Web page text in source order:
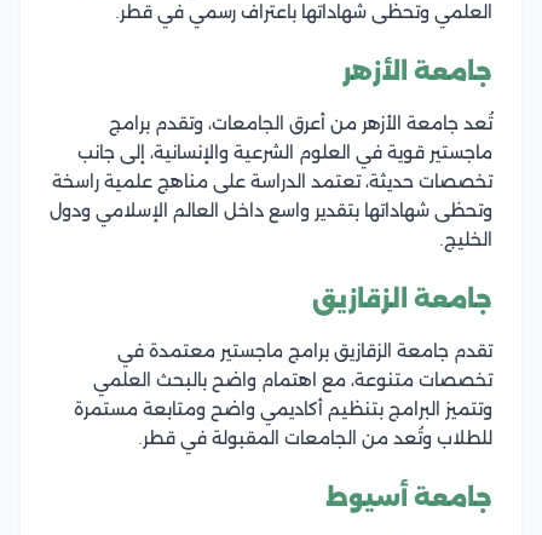
العلمي وتحظى شهاداتها باعتراف رسمي في قطر.
جامعة الأزهر
تُعد جامعة الأزهر من أعرق الجامعات، وتقدم برامج
ماجستير قوية في العلوم الشرعية والإنسانية، إلى جانب
تخصصات حديثة، تعتمد الدراسة على مناهج علمية راسخة
وتحظى شهاداتها بتقدير واسع داخل العالم الإسلامي ودول
الخليج.
جامعة الزقازيق
تقدم جامعة الزقازيق برامج ماجستير معتمدة في
تخصصات متنوعة، مع اهتمام واضح بالبحث العلمي
وتتميز البرامج بتنظيم أكاديمي واضح ومتابعة مستمرة
للطلاب وتُعد من الجامعات المقبولة في قطر.
جامعة أسيوط